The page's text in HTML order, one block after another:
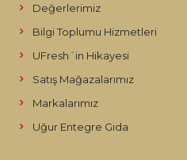
Değerlerimiz
Bilgi Toplumu Hizmetleri
UFresh´in Hikayesi
Satış Mağazalarımız
Markalarımız
Uğur Entegre Gıda